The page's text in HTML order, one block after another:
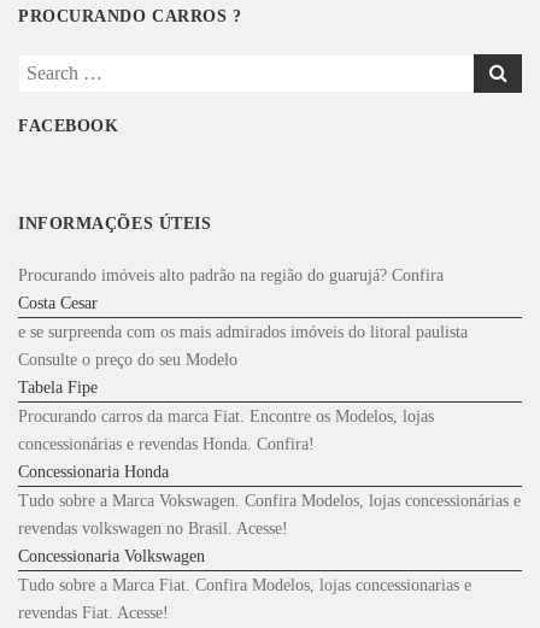
PROCURANDO CARROS ?
Search
FACEBOOK
INFORMAÇÕES ÚTEIS
Procurando imóveis alto padrão na região do guarujá? Confira
Costa Cesar
e se surpreenda com os mais admirados imóveis do litoral paulista
Consulte o preço do seu Modelo
Tabela Fipe
Procurando carros da marca Fiat. Encontre os Modelos, lojas
concessionárias e revendas Honda. Confira!
Concessionaria Honda
Tudo sobre a Marca Vokswagen. Confira Modelos, lojas concessionárias e
revendas volkswagen no Brasil. Acesse!
Concessionaria Volkswagen
Tudo sobre a Marca Fiat. Confira Modelos, lojas concessionarias e
revendas Fiat. Acesse!